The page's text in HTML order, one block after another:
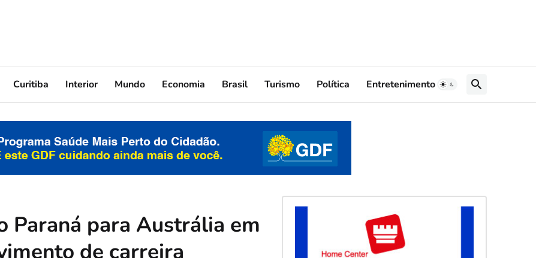
Curitiba Interior Mundo Economia Brasil Turismo Política Entretenimento
Paraná para Austrália em
de carreira